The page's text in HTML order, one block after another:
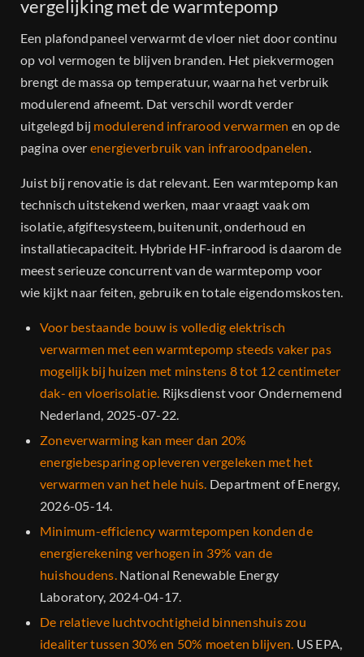
vergelijking met de warmtepomp
Een plafondpaneel verwarmt de vloer niet door continu
op vol vermogen te blijven branden. Het piekvermogen
brengt de massa op temperatuur, waarna het verbruik
modulerend afneemt. Dat verschil wordt verder
uitgelegd bij modulerend infrarood verwarmen en op de
pagina over energieverbruik van infraroodpanelen.
Juist bij renovatie is dat relevant. Een warmtepomp kan
technisch uitstekend werken, maar vraagt vaak om
isolatie, afgiftesysteem, buitenunit, onderhoud en
installatiecapaciteit. Hybride HF-infrarood is daarom de
meest serieuze concurrent van de warmtepomp voor
wie kijkt naar feiten, gebruik en totale eigendomskosten.
Voor bestaande bouw is volledig elektrisch
verwarmen met een warmtepomp steeds vaker pas
mogelijk bij huizen met minstens 8 tot 12 centimeter
dak- en vloerisolatie. Rijksdienst voor Ondernemend
Nederland, 2025-07-22.
Zoneverwarming kan meer dan 20%
energiebesparing opleveren vergeleken met het
verwarmen van het hele huis. Department of Energy,
2026-05-14.
Minimum-efficiency warmtepompen konden de
energierekening verhogen in 39% van de
huishoudens.National Renewable Energy
Laboratory, 2024-04-17.
De relatieve luchtvochtigheid binnenshuis zou
idealiter tussen 30% en 50% moeten blijven. US EPA,